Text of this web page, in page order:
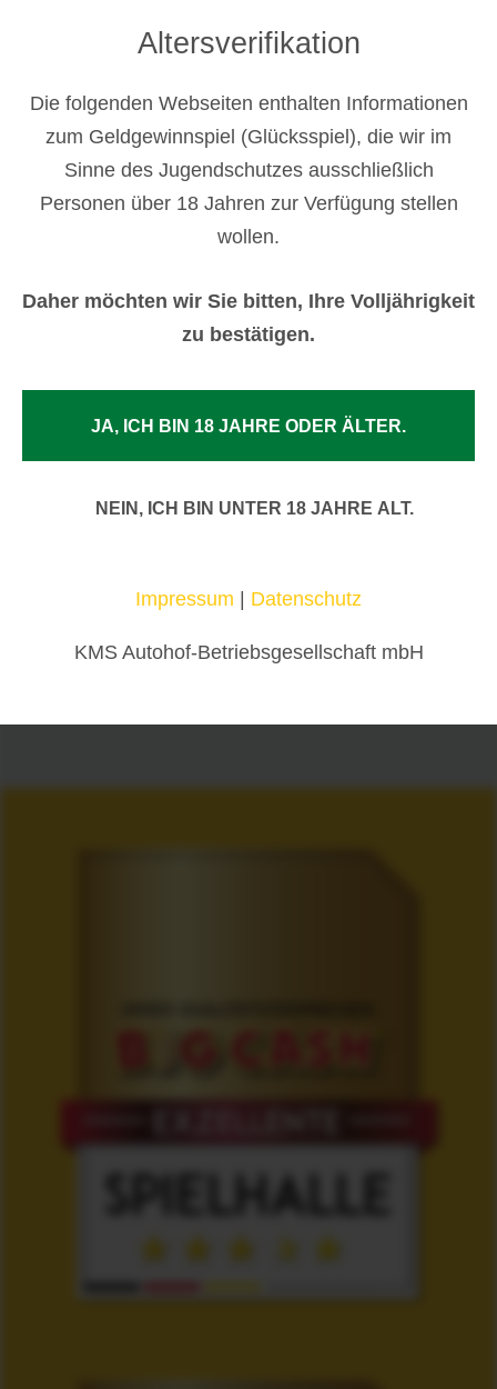
Altersverifikation
Die folgenden Webseiten enthalten Informationen
zum Geldgewinnspiel (Glücksspiel), die wir im
Sinne des Jugendschutzes ausschließlich
Personen über 18 Jahren zur Verfügung stellen
wollen.
Daher möchten wir Sie bitten, Ihre Volljährigkeit
zu bestätigen.
JA, ICH BIN 18 JAHRE ODER ÄLTER.
NEIN, ICH BIN UNTER 18 JAHRE ALT.
Impressum Datenschutz
KMS Autohof-Betriebsgesellschaft mbH